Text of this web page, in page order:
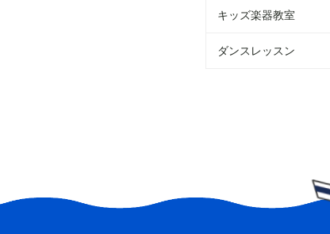
キッズ楽器教室
ダンスレッスン